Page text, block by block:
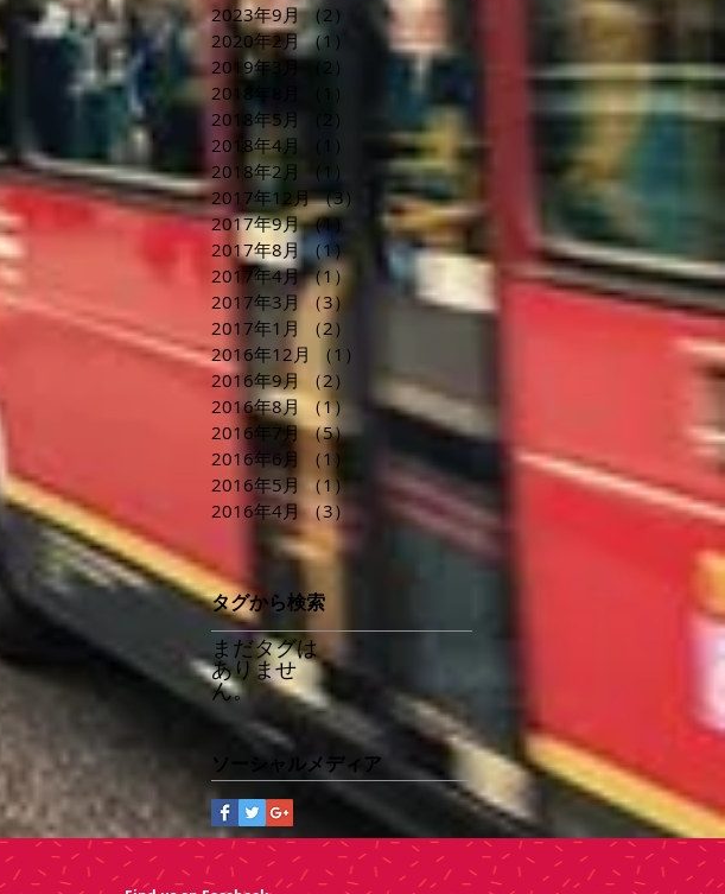
2023年9月 （2）
2件の記事
2020年2月 （1）
1件の記事
2019年3月 （2）
2件の記事
2018年8月
（1）
1件の記事
2018年5月
（2）
2件の記事
2018年4月
（1）
1件の記事
2018年2月
（1）
1件の記事
2017年12月 （3）
3件の記事
2017年9月 （1）
1件の記事
2017年8月 （1）
1件の記事
2017年4月 （1）
1件の記事
2017年3月 （3）
3件の記事
2017年1月
（2）
2016年12月
（1）
2016年9月
（2）
2件の記事
2016年8月 （1） 1件の記事
2016年7月 （5）5件の記事
2016年6月
（1）
1件の記事
2016年5月 （1）1件の記事
2016年4月 （3）3件の記事
タグから検索
まだタグは
ありませ
ん。
ソーシャルメディア